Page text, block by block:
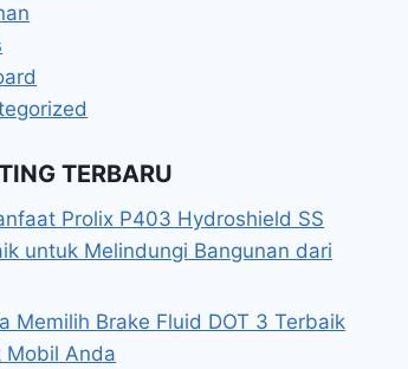
TERBARU
Prolix P403 Hydroshield SS
untuk Melindungi Bangunan dari
Memilih Brake Fluid DOT 3 Terbaik
Mobil Anda